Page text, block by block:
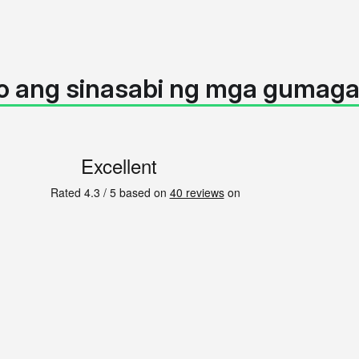
ang sinasabi ng mga